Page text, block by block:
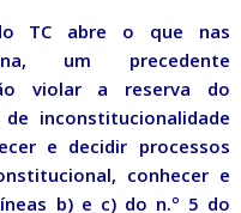
TC abre o que nas
um precedente
violar a reserva do
inconstitucionalidade
e decidir processos
conhecer e
b) e c) do n.º 5 do